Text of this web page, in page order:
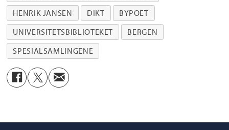
HENRIK JANSEN
DIKT
BYPOET
UNIVERSITETSBIBLIOTEKET
BERGEN
SPESIALSAMLINGENE